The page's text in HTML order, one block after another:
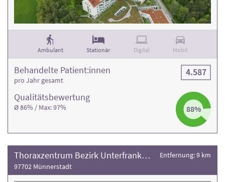
Ambulant Stationär Digital Mobil
Qualitäts­bewertung
Ø 86% / Max: 97% 88%
Behandelte Patient:innen
pro Jahr gesamt
4.587
Thoraxzentrum Bezirk Unterfranken
97702 Münnerstadt
Entfernung: 9 km